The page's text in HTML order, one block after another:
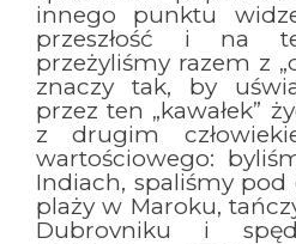
innego punktu
przeszłość i na
przeżyliśmy razem z
znaczy tak, by
przez ten „kawałek”
z drugim
wartościowego:
Indiach, spaliśmy pod
plaży w Maroku,
Dubrovniku i